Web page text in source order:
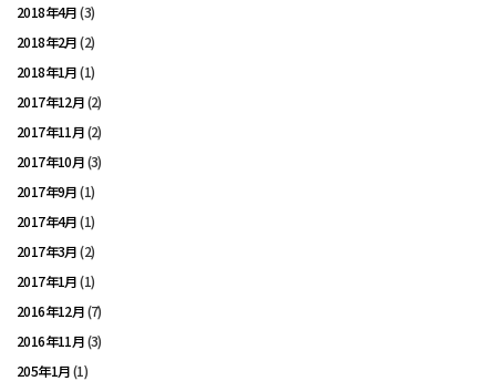
2018年4月(3)
2018年2月(2)
2018年1月(1)
2017年12月(2)
2017年11月(2)
2017年10月(3)
2017年9月(1)
2017年4月(1)
2017年3月(2)
2017年1月(1)
2016年12月(7)
2016年11月(3)
205年1月(1)